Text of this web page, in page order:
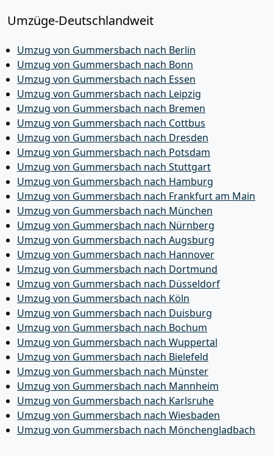
Umzüge-Deutschlandweit
Umzug von Gummersbach nach Berlin
Umzug von Gummersbach nach Bonn
Umzug von Gummersbach nach Essen
Umzug von Gummersbach nach Leipzig
Umzug von Gummersbach nach Bremen
Umzug von Gummersbach nach Cottbus
Umzug von Gummersbach nach Dresden
Umzug von Gummersbach nach Potsdam
Umzug von Gummersbach nach Stuttgart
Umzug von Gummersbach nach Hamburg
Umzug von Gummersbach nach Frankfurt am Main
Umzug von Gummersbach nach München
Umzug von Gummersbach nach Nürnberg
Umzug von Gummersbach nach Augsburg
Umzug von Gummersbach nach Hannover
Umzug von Gummersbach nach Dortmund
Umzug von Gummersbach nach Düsseldorf
Umzug von Gummersbach nach Köln
Umzug von Gummersbach nach Duisburg
Umzug von Gummersbach nach Bochum
Umzug von Gummersbach nach Wuppertal
Umzug von Gummersbach nach Bielefeld
Umzug von Gummersbach nach Münster
Umzug von Gummersbach nach Mannheim
Umzug von Gummersbach nach Karlsruhe
Umzug von Gummersbach nach Wiesbaden
Umzug von Gummersbach nach Mönchen­gladbach